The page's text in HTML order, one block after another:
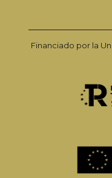
Financiado por la